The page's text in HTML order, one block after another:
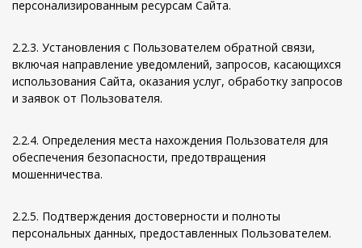
персонализированным ресурсам Сайта.
2.2.3. Установления с Пользователем обратной связи,
включая направление уведомлений, запросов, касающихся
использования Сайта, оказания услуг, обработку запросов
и заявок от Пользователя.
2.2.4. Определения места нахождения Пользователя для
обеспечения безопасности, предотвращения
мошенничества.
2.2.5. Подтверждения достоверности и полноты
персональных данных, предоставленных Пользователем.